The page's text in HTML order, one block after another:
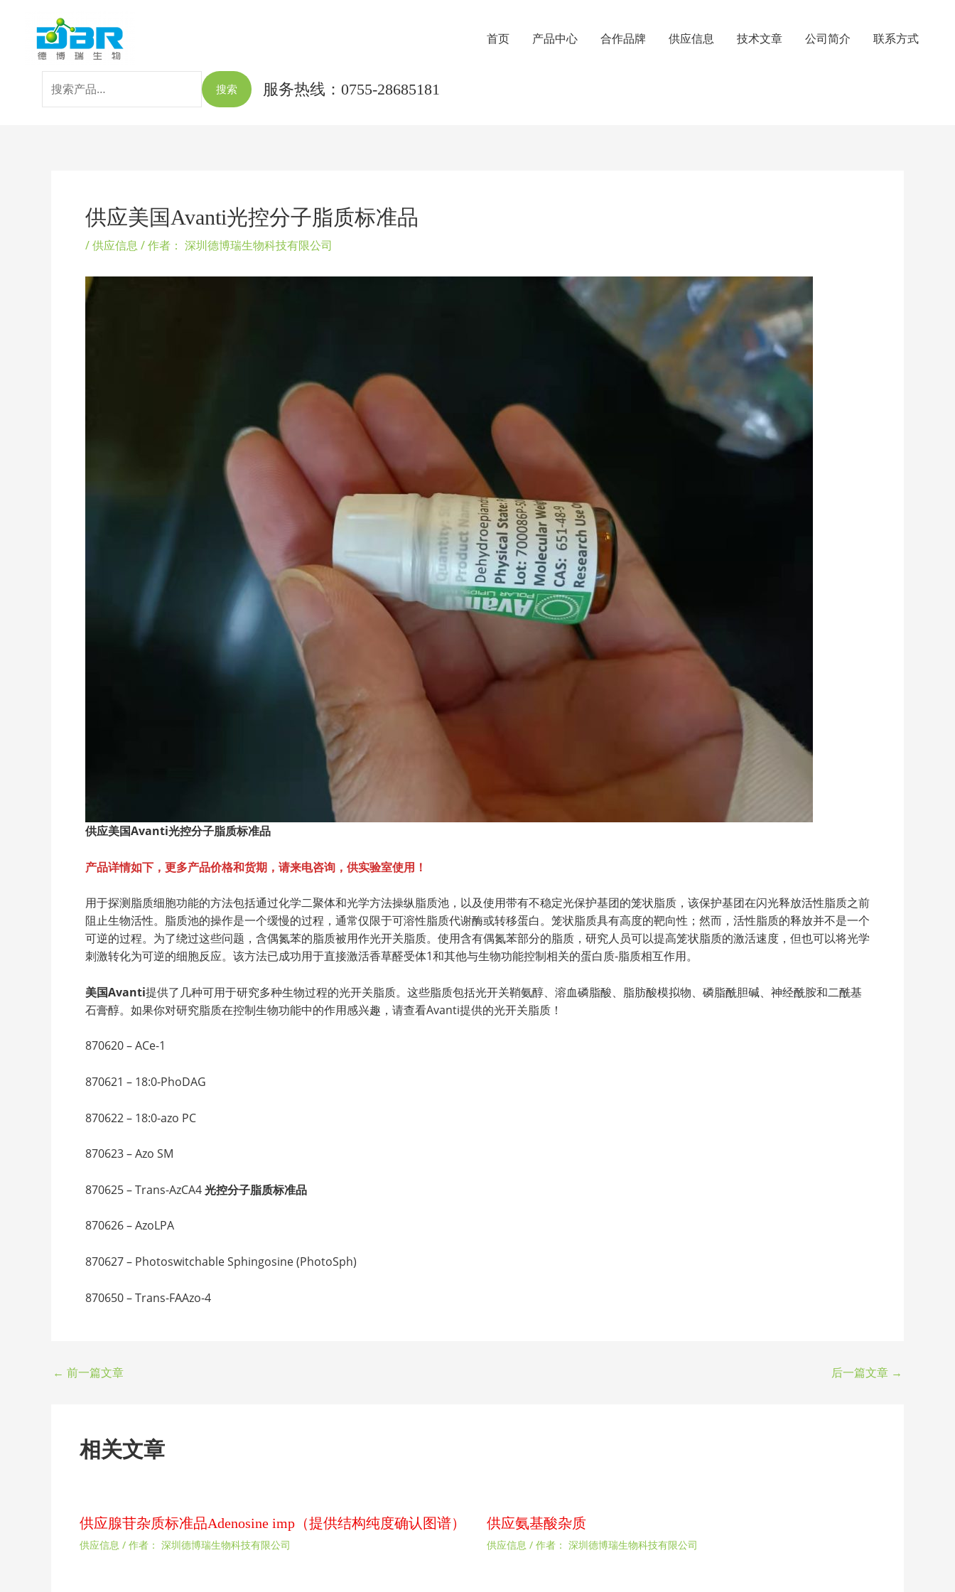
首页 产品中心 合作品牌 供应信息 技术文章 公司简介 联系方式
索：
搜索 服务热线：0755-28685181
供应美国Avanti光控分子脂质标准品
/供应信息 / 作者： 深圳德博瑞生物科技有限公司
供应美国Avanti光控分子脂质标准品
产品详情如下，更多产品价格和货期，请来电咨询，供实验室使用！
用于探测脂质细胞功能的方法包括通过化学二聚体和光学方法操纵脂质池，以及使用带有不稳定光保护基团的笼状脂质，该保护基团在闪光释放活性脂质之前
阻止生物活性。脂质池的操作是一个缓慢的过程，通常仅限于可溶性脂质代谢酶或转移蛋白。笼状脂质具有高度的靶向性；然而，活性脂质的释放并不是一个
可逆的过程。为了绕过这些问题，含偶氮苯的脂质被用作光开关脂质。使用含有偶氮苯部分的脂质，研究人员可以提高笼状脂质的激活速度，但也可以将光学
刺激转化为可逆的细胞反应。该方法已成功用于直接激活香草醛受体1和其他与生物功能控制相关的蛋白质-脂质相互作用。
美国Avanti提供了几种可用于研究多种生物过程的光开关脂质。这些脂质包括光开关鞘氨醇、溶血磷脂酸、脂肪酸模拟物、磷脂酰胆碱、神经酰胺和二酰基
石膏醇。如果你对研究脂质在控制生物功能中的作用感兴趣，请查看Avanti提供的光开关脂质！
870620 – ACe-1
870621 – 18:0-PhoDAG
870622 – 18:0-azo PC
870623 – Azo SM
870625 – Trans-AzCA4光控分子脂质标准品
870626 – AzoLPA
870627 – Photoswitchable Sphingosine (PhotoSph)
870650 – Trans-FAAzo-4
← 前一篇文章 后一篇文章 →
相关文章
供应腺苷杂质标准品Adenosine imp（提供结构纯度确认图谱）
供应信息 / 作者： 深圳德博瑞生物科技有限公司
供应氨基酸杂质
供应信息 / 作者： 深圳德博瑞生物科技有限公司